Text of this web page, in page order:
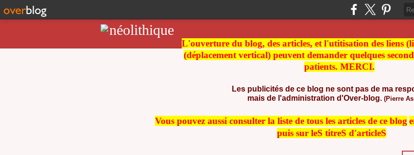
L'ouverture du blog, des articles, et l'utitisation des liens
(déplacement vertical) peuvent demander quelques
patients. MERCI.
Les publicités de ce blog ne sont pas de ma
mais de l'administration d'Over-blog. (Pierre
Vous pouvez aussi consulter la liste de tous les articles de ce blog
puis sur leS titreS d'articleS